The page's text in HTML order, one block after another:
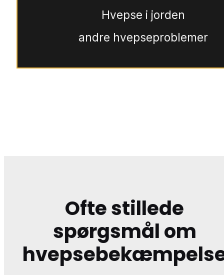
Hvepse i jorden
andre hvepseproblemer
Ofte stillede
spørgsmål om